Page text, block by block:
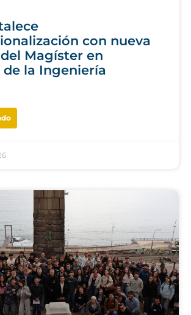
con nueva
Magíster en
de la Ingeniería